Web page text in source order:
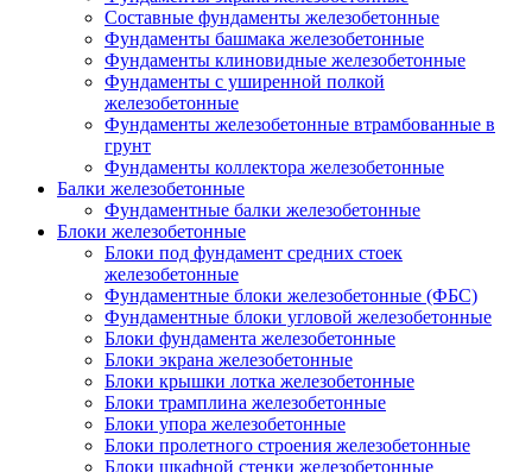
Составные фундаменты железобетонные
Фундаменты башмака железобетонные
Фундаменты клиновидные железобетонные
Фундаменты с уширенной полкой
железобетонные
Фундаменты железобетонные втрамбованные в
грунт
Фундаменты коллектора железобетонные
Балки железобетонные
Фундаментные балки железобетонные
Блоки железобетонные
Блоки под фундамент средних стоек
железобетонные
Фундаментные блоки железобетонные (ФБС)
Фундаментные блоки угловой железобетонные
Блоки фундамента железобетонные
Блоки экрана железобетонные
Блоки крышки лотка железобетонные
Блоки трамплина железобетонные
Блоки упора железобетонные
Блоки пролетного строения железобетонные
Блоки шкафной стенки железобетонные